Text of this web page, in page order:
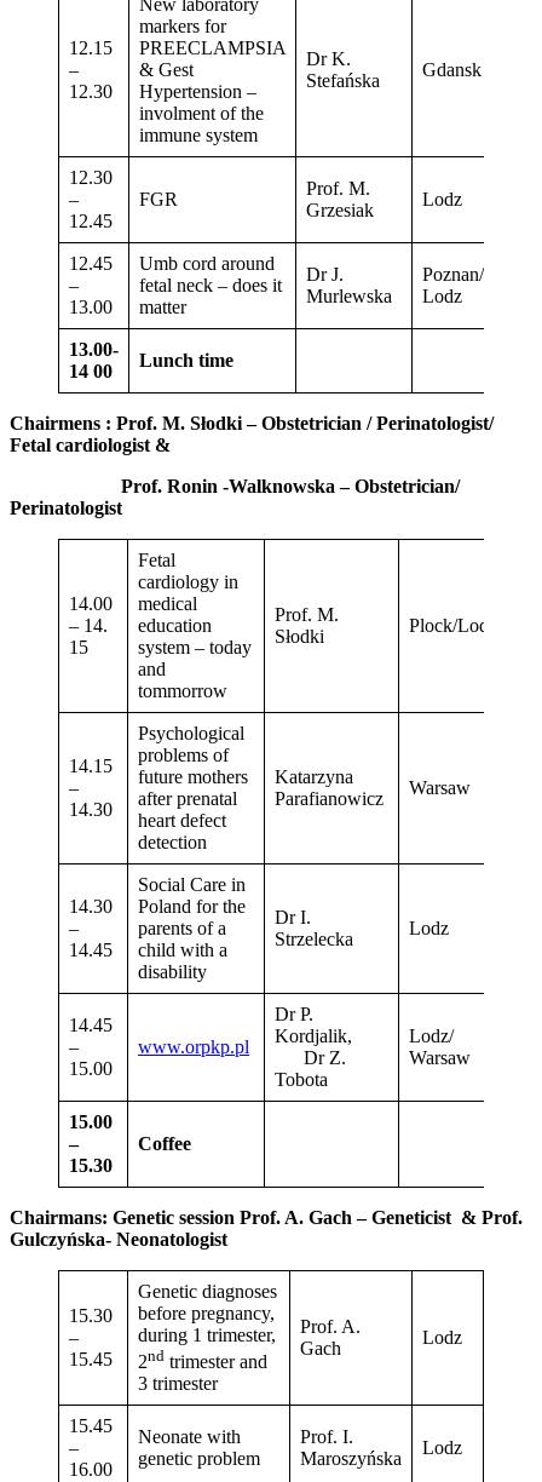
12.15
–
12.30
New laboratory
markers for
PREECLAMPSIA
& Gest
Hypertension –
involment of the
immune system
Dr K.
Stefańska
Gdansk
12.30
–
12.45
FGR
Prof. M.
Grzesiak
Lodz
12.45
–
13.00
Umb cord around
fetal neck – does it
matter
Dr J.
Murlewska
Poznan/
Lodz
13.00-
14 00
Lunch time
Chairmens : Prof. M. Słodki – Obstetrician / Perinatologist/
Fetal cardiologist &
Prof. Ronin -Walknowska – Obstetrician/
Perinatologist
14.00
– 14.
15
Fetal
cardiology in
medical
education
system – today
and
tommorrow
Prof. M.
Słodki
Plock/Lodz
14.15
–
14.30
Psychological
problems of
future mothers
after prenatal
heart defect
detection
Katarzyna
Parafianowicz
Warsaw
14.30
–
14.45
Social Care in
Poland for the
parents of a
child with a
disability
Dr I.
Strzelecka
Lodz
14.45
–
15.00
www.orpkp.pl
Dr P.
Kordjalik,
Dr Z.
Tobota
Lodz/
Warsaw
15.00
–
15.30
Coffee
Chairmans: Genetic session Prof. A. Gach – Geneticist & Prof.
Gulczyńska- Neonatologist
15.30
–
15.45
Genetic diagnoses
before pregnancy,
during 1 trimester,
2nd trimester and
3 trimester
Prof. A.
Gach
Lodz
15.45
–
16.00
Neonate with
genetic problem
Prof. I.
Maroszyńska
Lodz